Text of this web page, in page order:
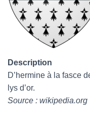
Description
D’hermine à la fasce
lys d’or.
Source : wikipedia.org